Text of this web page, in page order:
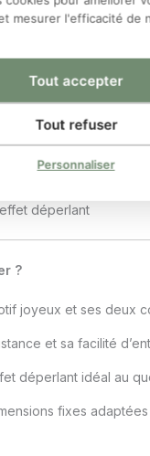
d’éponge suffit
à 30–40 °C
avant machine
déperlant
?
joyeux et ses deux
et sa facilité
déperlant idéal au
fixes
mesurer l'efficacité de
Tout accepter
Tout refuser
Personnaliser